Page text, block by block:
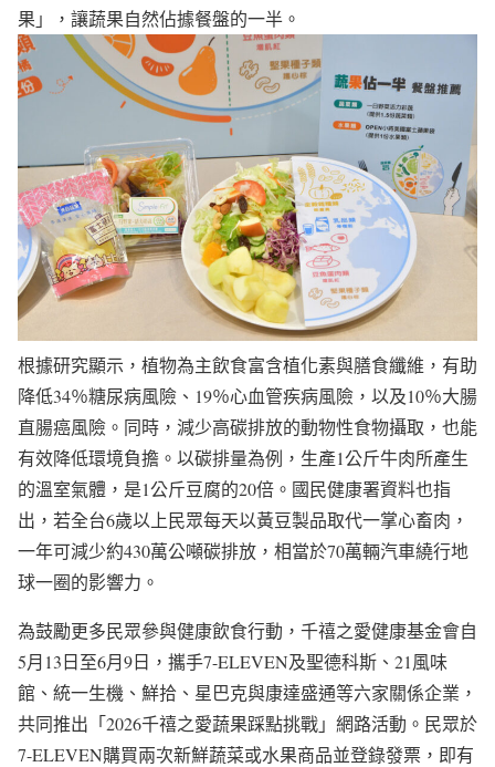
果」，讓蔬果自然佔據餐盤的一半。
根據研究顯示，植物為主飲食富含植化素與膳食纖維，有助
降低34％糖尿病風險、19％心血管疾病風險，以及10％大腸
直腸癌風險。同時，減少高碳排放的動物性食物攝取，也能
有效降低環境負擔。以碳排量為例，生產1公斤牛肉所產生
的溫室氣體，是1公斤豆腐的20倍。國民健康署資料也指
出，若全台6歲以上民眾每天以黃豆製品取代一掌心畜肉，
一年可減少約430萬公噸碳排放，相當於70萬輛汽車繞行地
球一圈的影響力。
為鼓勵更多民眾參與健康飲食行動，千禧之愛健康基金會自
5月13日至6月9日，攜手7-ELEVEN及聖德科斯、21風味
館、統一生機、鮮拾、星巴克與康達盛通等六家關係企業，
共同推出「2026千禧之愛蔬果踩點挑戰」網路活動。民眾於
7-ELEVEN購買兩次新鮮蔬菜或水果商品並登錄發票，即有